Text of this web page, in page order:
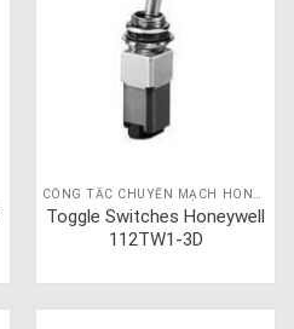
Toggle Switches Honeywell
112TW1-3D